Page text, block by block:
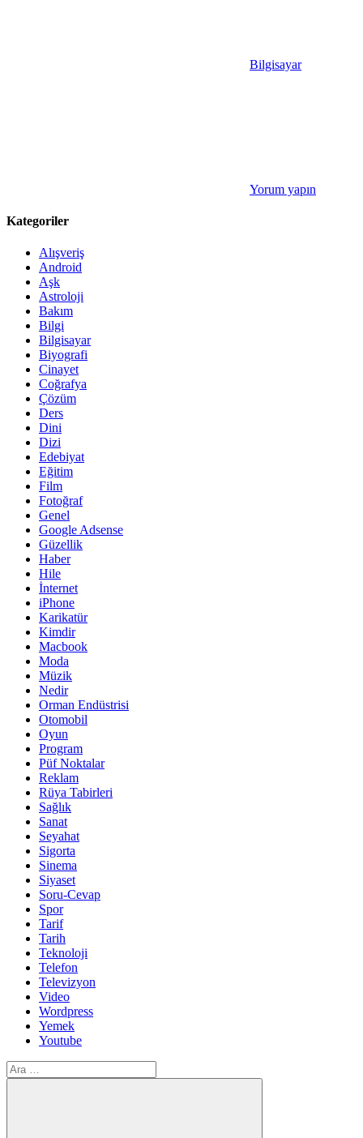
Bilgisayar
Yorum yapın
Kategoriler
Alışveriş
Android
Aşk
Astroloji
Bakım
Bilgi
Bilgisayar
Biyografi
Cinayet
Coğrafya
Çözüm
Ders
Dini
Dizi
Edebiyat
Eğitim
Film
Fotoğraf
Genel
Google Adsense
Güzellik
Haber
Hile
İnternet
iPhone
Karikatür
Kimdir
Macbook
Moda
Müzik
Nedir
Orman Endüstrisi
Otomobil
Oyun
Program
Püf Noktalar
Reklam
Rüya Tabirleri
Sağlık
Sanat
Seyahat
Sigorta
Sinema
Siyaset
Soru-Cevap
Spor
Tarif
Tarih
Teknoloji
Telefon
Televizyon
Video
Wordpress
Yemek
Youtube
Arama: